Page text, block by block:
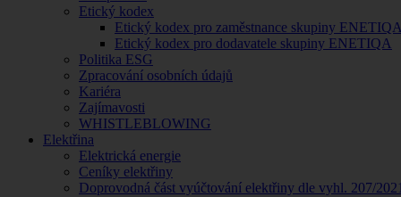
Etický kodex
Etický kodex pro zaměstnance skupiny ENETIQA
Etický kodex pro dodavatele skupiny ENETIQA
Politika ESG
Zpracování osobních údajů
Kariéra
Zajímavosti
WHISTLEBLOWING
Elektřina
Elektrická energie
Ceníky elektřiny
Doprovodná část vyúčtování elektřiny dle vyhl. 207/